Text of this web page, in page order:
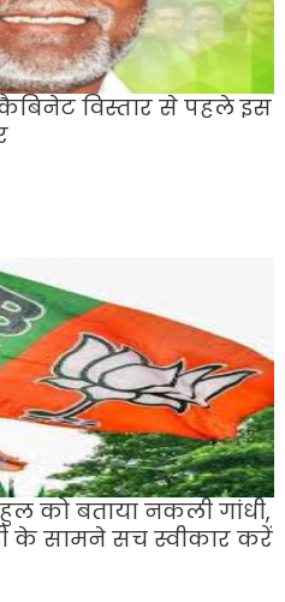
विस्तार से पहले इस
को बताया नकली गांधी,
के सामने सच स्वीकार करें